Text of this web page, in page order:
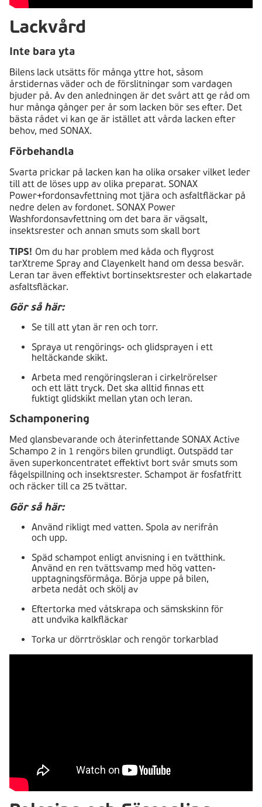
Lackvård
Inte bara yta
Bilens lack utsätts för många yttre hot, såsom
årstidernas väder och de förslitningar som vardagen
bjuder på. Av den anledningen är det svårt att ge råd om
hur många gånger per år som lacken bör ses efter. Det
bästa rådet vi kan ge är istället att vårda lacken efter
behov, med SONAX.
Förbehandla
Svarta prickar på lacken kan ha olika orsaker vilket leder
till att de löses upp av olika preparat. SONAX
Power+fordonsavfettning mot tjära och asfaltfläckar på
nedre delen av fordonet. SONAX Power
Washfordonsavfettning om det bara är vägsalt,
insektsrester och annan smuts som skall bort
TIPS! Om du har problem med kåda och flygrost
tarXtreme Spray and Clayenkelt hand om dessa besvär.
Leran tar även effektivt bortinsektsrester och elakartade
asfaltsfläckar.
Gör så här:
Se till att ytan är ren och torr.
Spraya ut rengörings- och glidsprayen i ett
heltäckande skikt.
Arbeta med rengöringsleran i cirkelrörelser
och ett lätt tryck. Det ska alltid finnas ett
fuktigt glidskikt mellan ytan och leran.
Schamponering
Med glansbevarande och återinfettande SONAX Active
Schampo 2 in 1 rengörs bilen grundligt. Outspädd tar
även superkoncentratet effektivt bort svår smuts som
fågelspillning och insektsrester. Schampot är fosfatfritt
och räcker till ca 25 tvättar.
Gör så här:
Använd rikligt med vatten. Spola av nerifrån
och upp.
Späd schampot enligt anvisning i en tvätt­­hink.
Använd en ren tvättsvamp med hög vatten­
upptagningsförmåga. Börja uppe på bilen,
arbeta nedåt och skölj av
Eftertorka med våtskrapa och sämskskinn för
att undvika kalkfläckar
Torka ur dörrtrösklar och rengör torkarblad